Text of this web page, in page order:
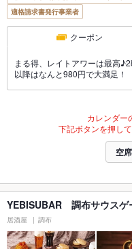
適格請求書発行事業者
クーポン
まる得、レイトアワーは最高
以降はなんと980円で大満足！
カレンダー
下記ボタンを押し
空
YEBISUBAR 調布サウスゲ
居酒屋 調布